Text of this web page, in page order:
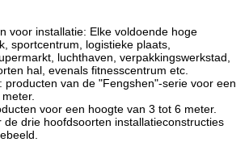
voor installatie: Elke voldoende hoge
sportcentrum, logistieke plaats,
luchthaven, verpakkingswerkstad,
hal, evenals fitnesscentrum etc.
producten van de "Fengshen"-serie voor een
voor een hoogte van 3 tot 6 meter.
de drie hoofdsoorten installatieconstructies